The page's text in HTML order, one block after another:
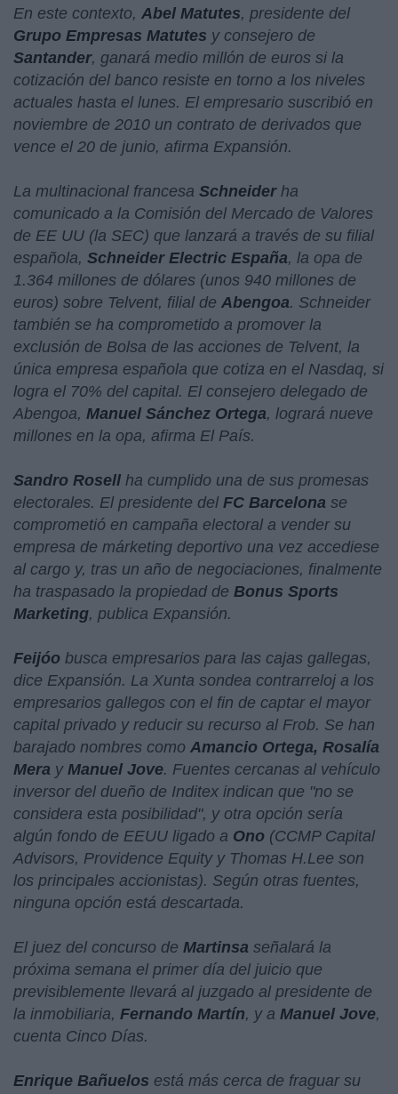
En este contexto, Abel Matutes, presidente del
Grupo Empresas Matutes y consejero de
Santander, ganará medio millón de euros si la
cotización del banco resiste en torno a los niveles
actuales hasta el lunes. El empresario suscribió en
noviembre de 2010 un contrato de derivados que
vence el 20 de junio, afirma Expansión.
La multinacional francesa Schneiderha
comunicado a la Comisión del Mercado de Valores
de EE UU (la SEC) que lanzará a través de su filial
española, Schneider Electric España, la opa de
1.364 millones de dólares (unos 940 millones de
euros) sobre Telvent, filial de Abengoa. Schneider
también se ha comprometido a promover la
exclusión de Bolsa de las acciones de Telvent, la
única empresa española que cotiza en el Nasdaq, si
logra el 70% del capital. El consejero delegado de
Abengoa, Manuel Sánchez Ortega, logrará nueve
millones en la opa, afirma El País.
Sandro Rosell ha cumplido una de sus promesas
electorales. El presidente del FC Barcelona se
comprometió en campaña electoral a vender su
empresa de márketing deportivo una vez accediese
al cargo y, tras un año de negociaciones, finalmente
ha traspasado la propiedad de Bonus Sports
Marketing, publica Expansión.
Feijóo busca empresarios para las cajas gallegas,
dice Expansión. La Xunta sondea contrarreloj a los
empresarios gallegos con el fin de captar el mayor
capital privado y reducir su recurso al Frob. Se han
barajado nombres como Amancio Ortega, Rosalía
Mera yManuel Jove. Fuentes cercanas al vehículo
inversor del dueño de Inditex indican que "no se
considera esta posibilidad", y otra opción sería
algún fondo de EEUU ligado a Ono (CCMP Capital
Advisors, Providence Equity y Thomas H.Lee son
los principales accionistas). Según otras fuentes,
ninguna opción está descartada.
El juez del concurso de Martinsa señalará la
próxima semana el primer día del juicio que
previsiblemente llevará al juzgado al presidente de
la inmobiliaria, Fernando Martín, y a Manuel Jove,
cuenta Cinco Días.
Enrique Bañuelos está más cerca de fraguar su